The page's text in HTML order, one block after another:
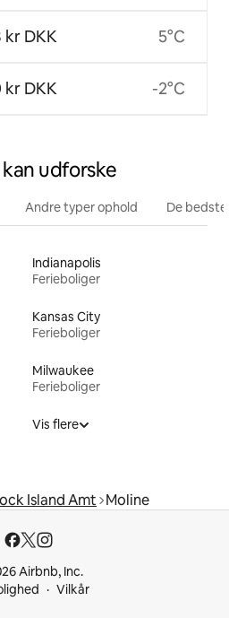
kr DKK
kr DKK
5°C
-2°C
udforske
Andre typer ophold De
Indianapolis
Ferieboliger
Kansas City
Ferieboliger
Milwaukee
Ferieboliger
Vis flere
Island Amt Moline
Airbnb, Inc.
Vilkår